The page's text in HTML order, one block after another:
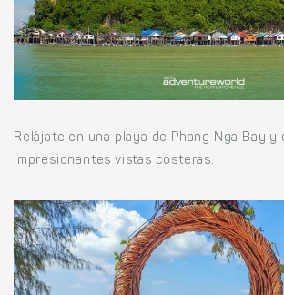
Relájate en una playa de Phang Nga Bay
impresionantes vistas costeras.